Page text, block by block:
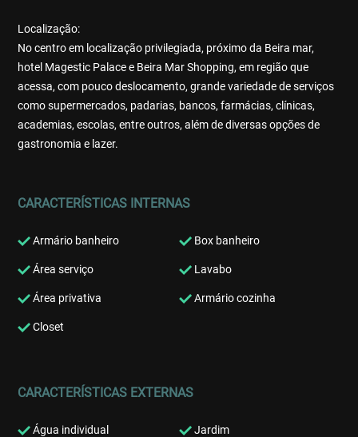
Localização:
No centro em localização privilegiada, próximo da Beira mar,
hotel Magestic Palace e Beira Mar Shopping, em região que
acessa, com pouco deslocamento, grande variedade de serviços
como supermercados, padarias, bancos, farmácias, clínicas,
academias, escolas, entre outros, além de diversas opções de
gastronomia e lazer.
CARACTERÍSTICAS INTERNAS
Armário banheiro Box banheiro
Área serviço Lavabo
Área privativa Armário cozinha
Closet
CARACTERÍSTICAS EXTERNAS
Água individual Jardim